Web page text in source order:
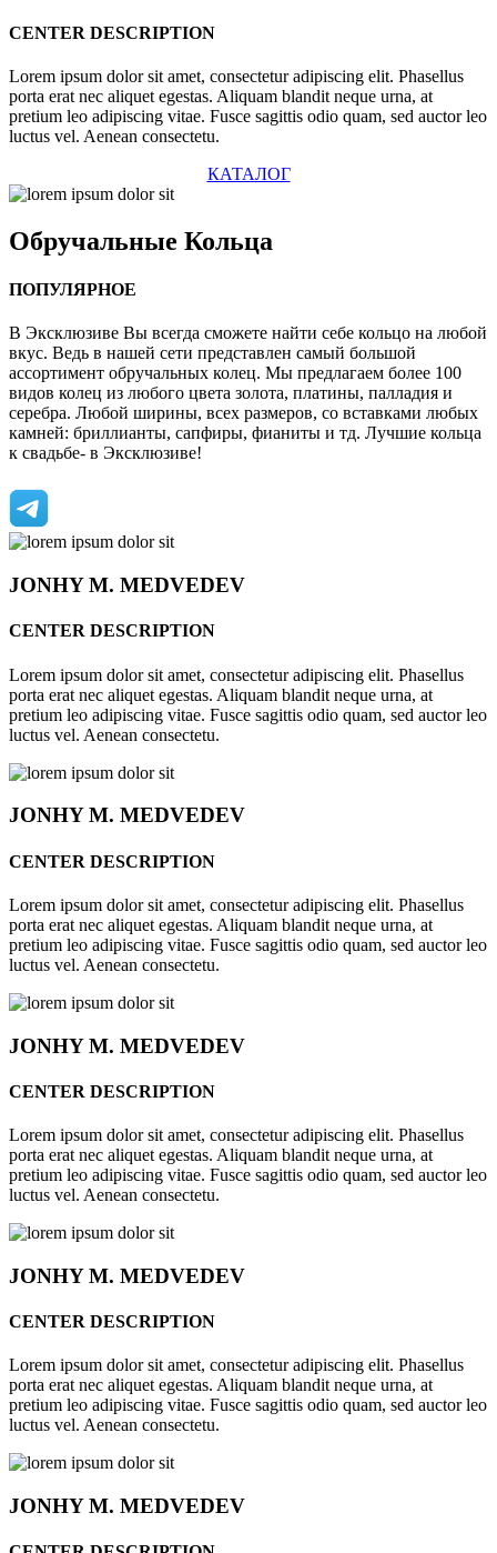
CENTER DESCRIPTION
Lorem ipsum dolor sit amet, consectetur adipiscing elit. Phasellus
porta erat nec aliquet egestas. Aliquam blandit neque urna, at
pretium leo adipiscing vitae. Fusce sagittis odio quam, sed auctor leo
luctus vel. Aenean consectetu.
КАТАЛОГ
Обручальные Кольца
ПОПУЛЯРНОЕ
В Эксклюзиве Вы всегда сможете найти себе кольцо на любой
вкус. Ведь в нашей сети представлен самый большой
ассортимент обручальных колец. Мы предлагаем более 100
видов колец из любого цвета золота, платины, палладия и
серебра. Любой ширины, всех размеров, со вставками любых
камней: бриллианты, сапфиры, фианиты и тд. Лучшие кольца
к свадьбе- в Эксклюзиве!
JONHYM. MEDVEDEV
CENTER DESCRIPTION
Lorem ipsum dolor sit amet, consectetur adipiscing elit. Phasellus
porta erat nec aliquet egestas. Aliquam blandit neque urna, at
pretium leo adipiscing vitae. Fusce sagittis odio quam, sed auctor leo
luctus vel. Aenean consectetu.
JONHYM. MEDVEDEV
CENTER DESCRIPTION
Lorem ipsum dolor sit amet, consectetur adipiscing elit. Phasellus
porta erat nec aliquet egestas. Aliquam blandit neque urna, at
pretium leo adipiscing vitae. Fusce sagittis odio quam, sed auctor leo
luctus vel. Aenean consectetu.
JONHYM. MEDVEDEV
CENTER DESCRIPTION
Lorem ipsum dolor sit amet, consectetur adipiscing elit. Phasellus
porta erat nec aliquet egestas. Aliquam blandit neque urna, at
pretium leo adipiscing vitae. Fusce sagittis odio quam, sed auctor leo
luctus vel. Aenean consectetu.
JONHYM. MEDVEDEV
CENTER DESCRIPTION
Lorem ipsum dolor sit amet, consectetur adipiscing elit. Phasellus
porta erat nec aliquet egestas. Aliquam blandit neque urna, at
pretium leo adipiscing vitae. Fusce sagittis odio quam, sed auctor leo
luctus vel. Aenean consectetu.
JONHYM. MEDVEDEV